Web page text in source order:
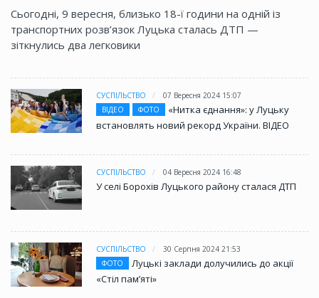
Сьогодні, 9 вересня, близько 18-ї години на одній із
транспортних розв’язок Луцька сталась ДТП —
зіткнулись два легковики
СУСПІЛЬСТВО
07 Вересня 2024 15:07
ВІДЕО
ФОТО
«Нитка єднання»: у Луцьку
встановлять новий рекорд України. ВІДЕО
СУСПІЛЬСТВО 04 Вересня 2024 16:48
У селі Борохів Луцького району сталася ДТП
СУСПІЛЬСТВО
30 Серпня 2024 21:53
ФОТО
Луцькі заклади долучились до акції
«Стіл памʼяті»